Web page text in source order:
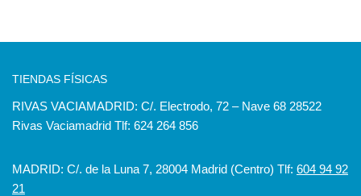
TIENDAS FÍSICAS
RIVAS VACIAMADRID: C/. Electrodo, 72 – Nave 68 28522
Rivas Vaciamadrid Tlf: 624 264 856
MADRID: C/. de la Luna 7, 28004 Madrid (Centro) Tlf: 604 94 92
21